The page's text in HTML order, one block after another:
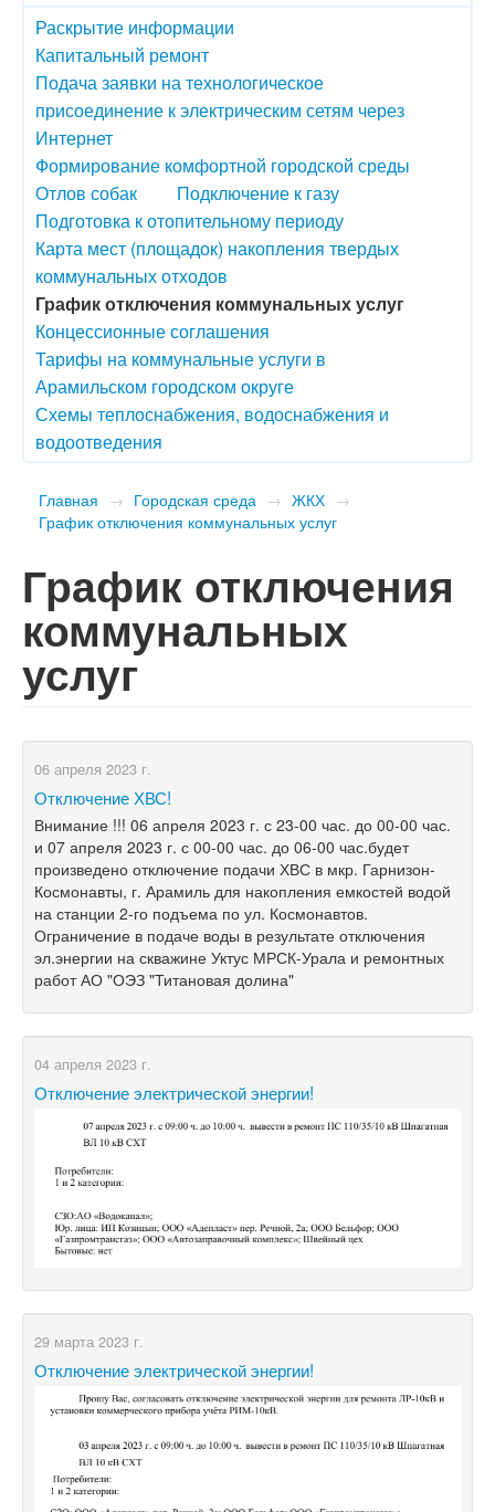
Раскрытие информации
Капитальный ремонт
Подача заявки на технологическое
присоединение к электрическим сетям через
Интернет
Формирование комфортной городской среды
Отлов собак
Подключение к газу
Подготовка к отопительному периоду
Карта мест (площадок) накопления твердых
коммунальных отходов
График отключения коммунальных услуг
Концессионные соглашения
Тарифы на коммунальные услуги в
Арамильском городском округе
Схемы теплоснабжения, водоснабжения и
водоотведения
Главная → Городская среда → ЖКХ →
График отключения коммунальных услуг
График отключения
коммунальных
услуг
06 апреля 2023 г.
Отключение ХВС!
Внимание !!! 06 апреля 2023 г. с 23-00 час. до 00-00 час.
и 07 апреля 2023 г. с 00-00 час. до 06-00 час.будет
произведено отключение подачи ХВС в мкр. Гарнизон-
Космонавты, г. Арамиль для накопления емкостей водой
на станции 2-го подъема по ул. Космонавтов.
Ограничение в подаче воды в результате отключения
эл.энергии на скважине Уктус МРСК-Урала и ремонтных
работ АО "ОЭЗ "Титановая долина"
04 апреля 2023 г.
Отключение электрической энергии!
29 марта 2023 г.
Отключение электрической энергии!